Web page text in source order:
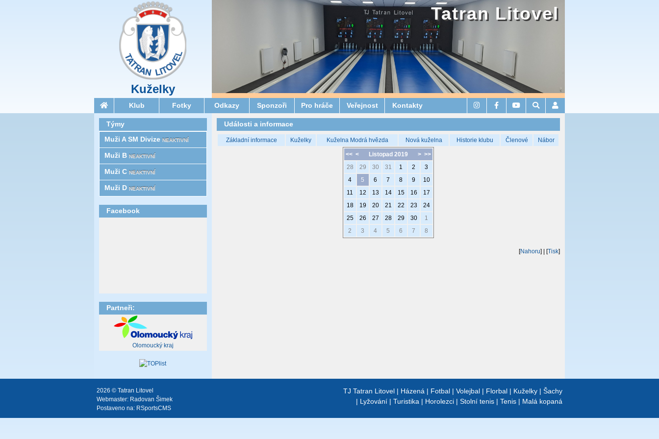
Kuželky
Tatran Litovel
Klub Fotky Odkazy Sponzoři Pro hráče Veřejnost Kontakty
Události a informace
Základní informace Kuželky Kuželna Modrá hvězda Nová kuželna Historie klubu Členové Nábor
<< < > >>
Listopad 2019
28
29 30 31 1 2
3
4
5 6 7 8 9
10
11
12 13 14 15 16
17
18
19 20 21 22 23
24
25
26 27 28 29 30
1
2
3 4 5 6 7 8
[Nahoru] | [Tisk]
Týmy
Muži A SM Divize NEAKTIVNÍ
Muži B NEAKTIVNÍ
Muži C NEAKTIVNÍ
Muži D NEAKTIVNÍ
Facebook
Partneři:
Olomoucký kraj
TJ Tatran Litovel | Házená | Fotbal | Volejbal | Florbal | Kuželky | Šachy
| Lyžování | Turistika | Horolezci | Stolní tenis | Tenis | Malá kopaná
2026 © Tatran Litovel
Webmaster: Radovan Šimek
Postaveno na: RSportsCMS